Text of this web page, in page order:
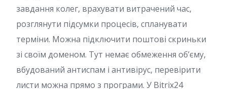
завдання колег, врахувати витрачений час,
розглянути підсумки процесів, спланувати
терміни. Можна підключити поштові скриньки
зі своїм доменом. Тут немає обмеження об’єму,
вбудований антиспам і антивірус, перевірити
листи можна прямо з програми. У Bitrix24